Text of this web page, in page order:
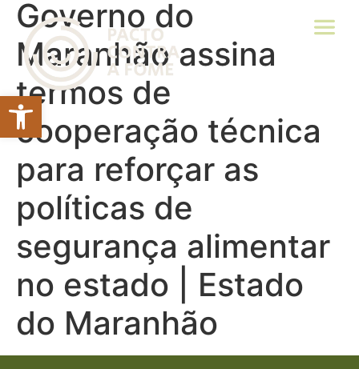
Abrir a barra de ferramentas
Governo do
Maranhão assina
termos de
cooperação técnica
para reforçar as
políticas de
segurança alimentar
no estado | Estado
do Maranhão